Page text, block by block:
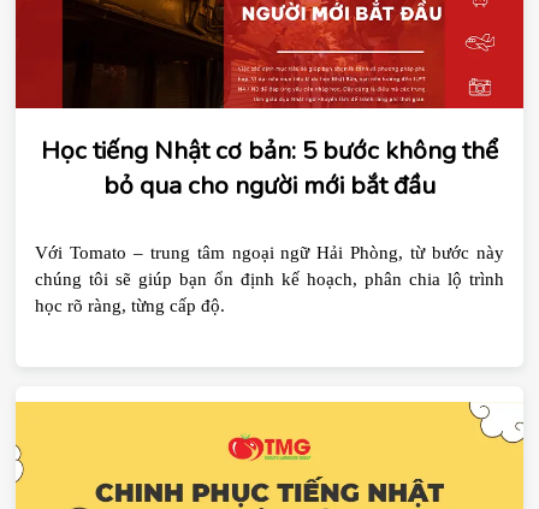
Học tiếng Nhật cơ bản: 5 bước không thể
bỏ qua cho người mới bắt đầu
Với Tomato – trung tâm ngoại ngữ Hải Phòng, từ bước này
chúng tôi sẽ giúp bạn ổn định kế hoạch, phân chia lộ trình
học rõ ràng, từng cấp độ.